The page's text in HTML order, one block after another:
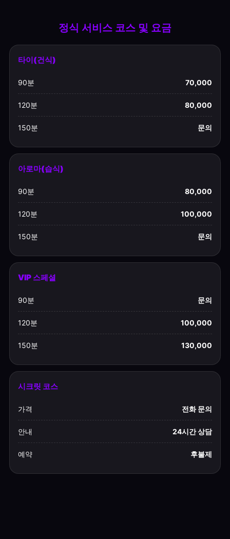
정식 서비스 코스 및 요금
타이(건식)
90분 70,000
120분 80,000
150분 문의
아로마(습식)
90분 80,000
120분 100,000
150분 문의
VIP 스페셜
90분 문의
120분 100,000
150분 130,000
시크릿 코스
가격 전화 문의
안내 24시간 상담
예약 후불제